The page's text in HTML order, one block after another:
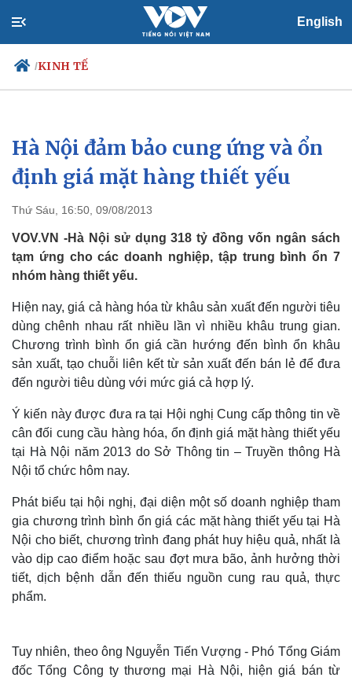
English
/KINH TẾ
Chính trị
Đảng
Tổ chức nhân sự
Nhận diện sự thật
Xã hội
Tin 24h
Dự báo thời tiết
Việc làm
Biển đảo
Hà Nội đảm bảo cung ứng và ổn
định giá mặt hàng thiết yếu
Thứ Sáu, 16:50, 09/08/2013
VOV.VN -Hà Nội sử dụng 318 tỷ đồng vốn ngân sách
tạm ứng cho các doanh nghiệp, tập trung bình ổn 7
nhóm hàng thiết yếu.
Hiện nay, giá cả hàng hóa từ khâu sản xuất đến người tiêu
dùng chênh nhau rất nhiều lần vì nhiều khâu trung gian.
Chương trình bình ổn giá cần hướng đến bình ổn khâu
sản xuất, tạo chuỗi liên kết từ sản xuất đến bán lẻ để đưa
đến người tiêu dùng với mức giá cả hợp lý.
Ý kiến này được đưa ra tại Hội nghị Cung cấp thông tin về
cân đối cung cầu hàng hóa, ổn định giá mặt hàng thiết yếu
tại Hà Nội năm 2013 do Sở Thông tin – Truyền thông Hà
Nội tổ chức hôm nay.
Phát biểu tại hội nghị, đại diện một số doanh nghiệp tham
gia chương trình bình ổn giá các mặt hàng thiết yếu tại Hà
Nội cho biết, chương trình đang phát huy hiệu quả, nhất là
vào dịp cao điểm hoặc sau đợt mưa bão, ảnh hưởng thời
tiết, dịch bệnh dẫn đến thiếu nguồn cung rau quả, thực
phẩm.
Tuy nhiên, theo ông Nguyễn Tiến Vượng - Phó Tổng Giám
đốc Tổng Công ty thương mại Hà Nội, hiện giá bán từ